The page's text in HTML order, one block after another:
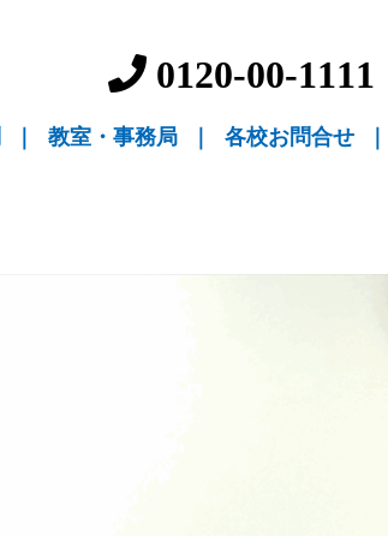
0120-00-1111
教室・事務局
各校お問合せ